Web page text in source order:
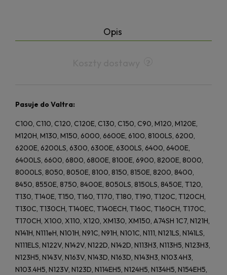
Opis
Pasuje do Valtra:
C100, C110, C120, C120E, C130, C150, C90, M120, M120E,
M120H, M130, M150, 6000, 6600E, 6100, 8100LS, 6200,
6200E, 6200LS, 6300, 6300E, 6300LS, 6400, 6400E,
6400LS, 6600, 6800, 6800E, 8100E, 6900, 8200E, 8000,
8000LS, 8050, 8050E, 8100, 8150, 8150E, 8200, 8400,
8450, 8550E, 8750, 8400E, 8050LS, 8150LS, 8450E, T120,
T130, T140E, T150, T160, T170, T180, T190, T120C, T120CH,
T130C, T130CH, T140EC, T140ECH, T160C, T160CH, T170C,
T170CH, X100, X110, X120, XM130, XM150, A74SH 1C7, N121H,
N141H, N111eH, N101H, N91C, N91H, N101C, N111, N121LS, N141LS,
N111ELS, N122V, N142V, N122D, N142D, N113H3, N113H5, N123H3,
N123H5, N143V, N163V, N143D, N163D, N143H3, N103.4H3,
N103.4H5, N123V, N123D, N114EH5, N124H5, N134H5, N154EH5,